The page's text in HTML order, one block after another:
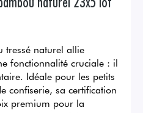
tressé naturel allie
fonctionnalité cruciale : il
Idéale pour les petits
confiserie, sa certification
premium pour la